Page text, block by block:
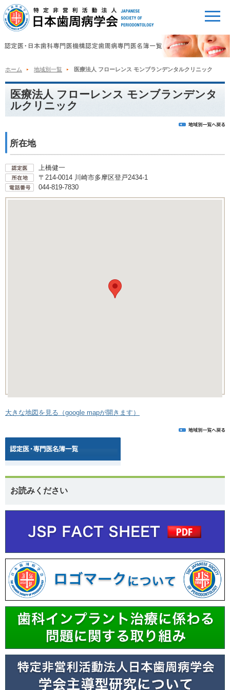
ホーム 地域別一覧 医療法人 フローレンス モンブランデンタルクリニック
医療法人 フローレンス モンブランデンタ
ルクリニック
所在地
上橋健一
〒214-0014 川崎市多摩区登戸2434-1
044-819-7830
大きな地図を見る（google mapが開きます）
お読みください